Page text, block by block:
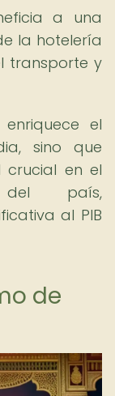
a una
la hotelería
transporte y
el
sino que
crucial en el
del país,
al PIB
de